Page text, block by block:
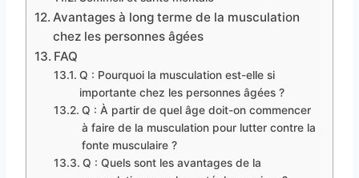
Avantages à long terme de la musculation
chez les personnes âgées
FAQ
Q : Pourquoi la musculation est-elle si
importante chez les personnes âgées ?
Q : À partir de quel âge doit-on commencer
à faire de la musculation pour lutter contre la
fonte musculaire ?
Q : Quels sont les avantages de la